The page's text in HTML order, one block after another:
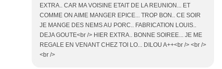
EXTRA.. CAR MA VOISINE ETAIT DE LA REUNION... ET
COMME ON AIME MANGER EPICE... TROP BON.. CE SOIR
JE MANGE DES NEMS AU PORC.. FABRICATION LOUIS..
DEJA GOUTE<br /> HIER EXTRA.. BONNE SOIREE... JE ME
REGALE EN VENANT CHEZ TOI LO... DILOU A++<br /> <br />
<br />